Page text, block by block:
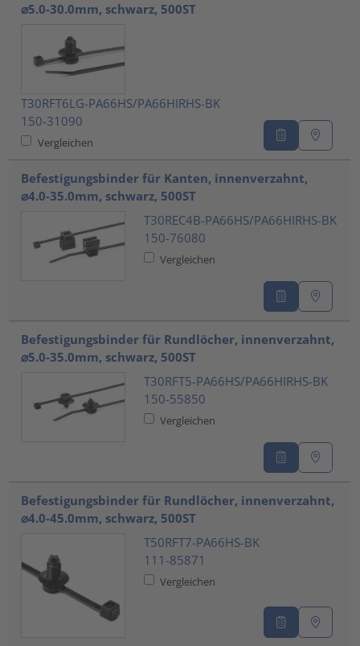
⌀5.0-30.0mm, schwarz, 500ST
T30RFT6LG-PA66HS/PA66HIRHS-BK
150-31090
Vergleichen
Befestigungsbinder für Kanten, innenverzahnt,
⌀4.0-35.0mm, schwarz, 500ST
T30REC4B-PA66HS/PA66HIRHS-BK
150-76080
Vergleichen
Befestigungsbinder für Rundlöcher, innenverzahnt,
⌀5.0-35.0mm, schwarz, 500ST
T30RFT5-PA66HS/PA66HIRHS-BK
150-55850
Vergleichen
Befestigungsbinder für Rundlöcher, innenverzahnt,
⌀4.0-45.0mm, schwarz, 500ST
T50RFT7-PA66HS-BK
111-85871
Vergleichen